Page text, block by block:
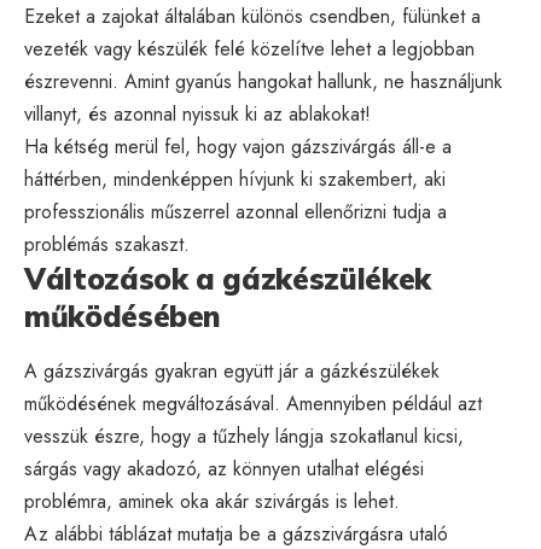
Ezeket a zajokat általában különös csendben, fülünket a
vezeték vagy készülék felé közelítve lehet a legjobban
észrevenni. Amint gyanús hangokat hallunk, ne használjunk
villanyt, és azonnal nyissuk ki az ablakokat!
Ha kétség merül fel, hogy vajon gázszivárgás áll-e a
háttérben, mindenképpen hívjunk ki szakembert, aki
professzionális műszerrel azonnal ellenőrizni tudja a
problémás szakaszt.
Változások a gázkészülékek
működésében
A gázszivárgás gyakran együtt jár a gázkészülékek
működésének megváltozásával. Amennyiben például azt
vesszük észre, hogy a tűzhely lángja szokatlanul kicsi,
sárgás vagy akadozó, az könnyen utalhat elégési
problémra, aminek oka akár szivárgás is lehet.
Az alábbi táblázat mutatja be a gázszivárgásra utaló